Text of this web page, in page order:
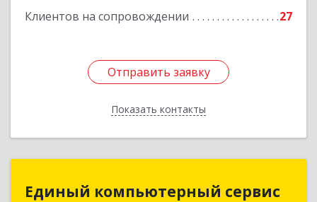
Клиентов на сопровождении 27
Отправить заявку
Показать контакты
Отправить заявку
Назад
Единый компьютерный сервис
Единый компьютерный сервис